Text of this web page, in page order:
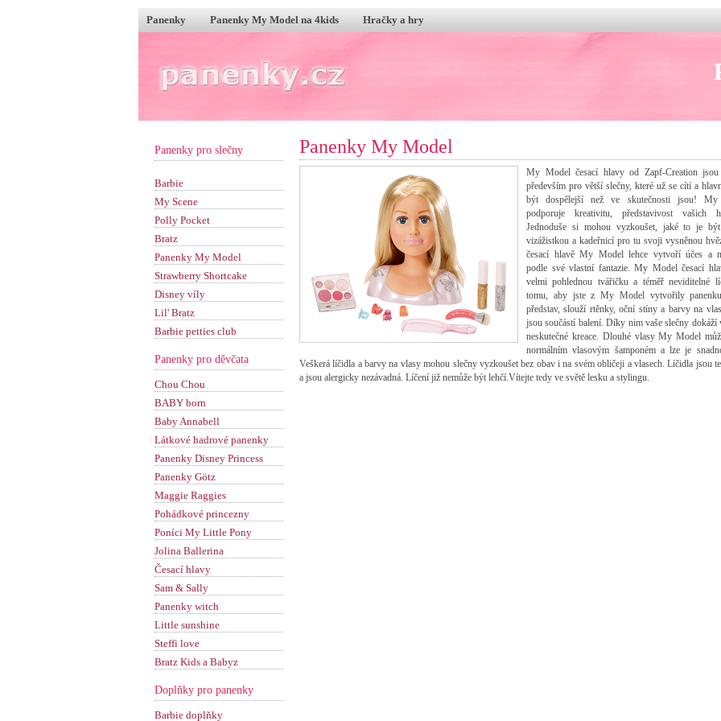
Panenky Panenky My Model na 4kids Hračky a hry
Panenky My Model
My Model česací hlavy od Zapf-Creation jsou
především pro větší slečny, které už se cítí a
být dospělejší než ve skutečnosti jsou!
podporuje kreativitu, představivost vašich
Jednoduše si mohou vyzkoušet, jaké to je
vizážistkou a kadeřnicí pro tu svoji vysněnou
česací hlavě My Model lehce vytvoří účes a
podle své vlastní fantazie. My Model česací
velmi pohlednou tvářičku a téměř neviditelné
tomu, aby jste z My Model vytvořily
představ, slouží rtěnky, oční stíny a barvy na
jsou součástí balení. Díky nim vaše slečny dokáží
neskutečné kreace. Dlouhé vlasy My Model
normálním vlasovým šamponém a lze je
Veškerá líčidla a barvy na vlasy mohou slečny vyzkoušet bez obav i na svém obličeji a vlasech. Líčidla jsou
a jsou alergicky nezávadná. Líčení již nemůže být lehčí.Vítejte tedy ve světě lesku a stylingu.
Panenky pro slečny
Barbie
My Scene
Polly Pocket
Bratz
Panenky My Model
Strawberry Shortcake
Disney víly
Lil' Bratz
Barbie petties club
Panenky pro děvčata
Chou Chou
BABY born
Baby Annabell
Látkové hadrové panenky
Panenky Disney Princess
Panenky Götz
Maggie Raggies
Pohádkové princezny
Poníci My Little Pony
Jolina Ballerina
Česací hlavy
Sam & Sally
Panenky witch
Little sunshine
Steffi love
Bratz Kids a Babyz
Doplňky pro panenky
Barbie doplňky